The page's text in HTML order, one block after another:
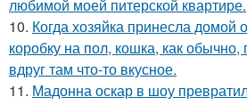
любимой моей питерской квартире.
10. Когда хозяйка принесла домой
коробку на пол, кошка, как
вдруг там что-то вкусное.
11. Мадонна оскар в шоу